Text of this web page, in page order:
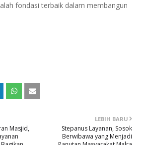
fondasi terbaik dalam membangun
LEBIH BARU
Stepanus Layanan, Sosok
Berwibawa yang Menjadi
Masjid,